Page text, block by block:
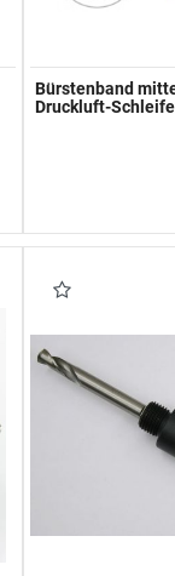
Bürstenband
Druckluft-